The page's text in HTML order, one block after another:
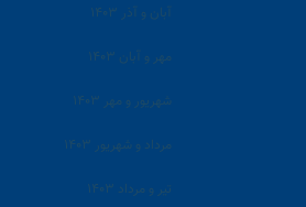
آبان و آذر ۱۴۰۳
مهر و آبان ۱۴۰۳
شهریور و مهر ۱۴۰۳
مرداد و شهریور ۱۴۰۳
تیر و مرداد ۱۴۰۳